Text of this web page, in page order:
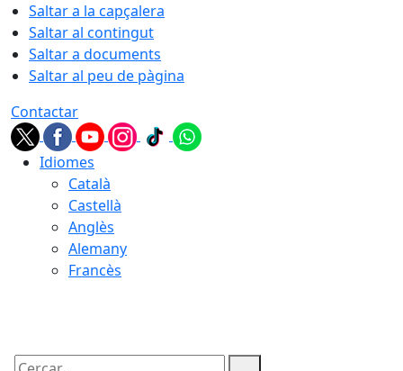
Saltar a la capçalera
Saltar al contingut
Saltar a documents
Saltar al peu de pàgina
Contactar
Idiomes
Català
Castellà
Anglès
Alemany
Francès